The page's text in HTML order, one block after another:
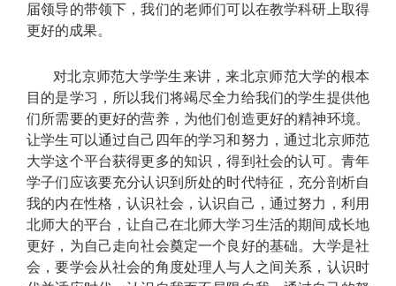
届领导的带领下，我们的老师们可以在教学科研上取得
更好的成果。
对北京师范大学学生来讲，来北京师范大学的根本
目的是学习，所以我们将竭尽全力给我们的学生提供他
们所需要的更好的营养，为他们创造更好的精神环境。
让学生可以通过自己四年的学习和努力，通过北京师范
大学这个平台获得更多的知识，得到社会的认可。青年
学子们应该要充分认识到所处的时代特征，充分剖析自
我的内在性格，认识社会，认识自己，通过努力，利用
北师大的平台，让自己在北师大学习生活的期间成长地
更好，为自己走向社会奠定一个良好的基础。大学是社
会，要学会从社会的角度处理人与人之间关系，认识时